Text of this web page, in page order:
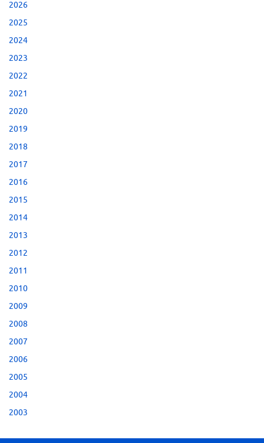
2026
2025
2024
2023
2022
2021
2020
2019
2018
2017
2016
2015
2014
2013
2012
2011
2010
2009
2008
2007
2006
2005
2004
2003